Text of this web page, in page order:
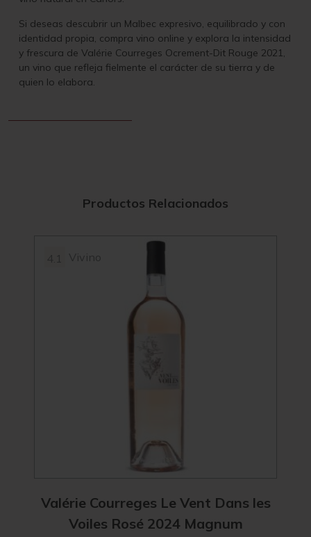
Si deseas descubrir un Malbec expresivo, equilibrado y con
identidad propia, compra vino online y explora la intensidad
y frescura de Valérie Courreges Ocrement-Dit Rouge 2021,
un vino que refleja fielmente el carácter de su tierra y de
quien lo elabora.
Productos Relacionados
Vivino
Valérie Courreges Le Vent Dans les
Voiles Rosé 2024 Magnum